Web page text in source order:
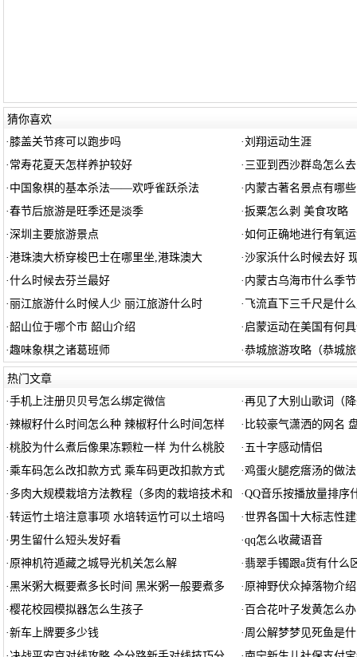
猜你喜欢
· 膝盖关节疼可以跑步吗 ·刘翔运动生涯
· 常寿花夏天怎样养护较好 · 三亚到西沙群岛怎么
· 中国象棋的基本杀法——欢呼雀跃杀法 · 内蒙古著名景点有哪
·春节后旅游是旺季还是淡季 ·扳粟怎么剥 美食攻略
·深圳主要旅游景点 ·如何正确地进行有氧
·港珠澳大桥穿梭巴士在哪里坐,港珠澳大 ·沙家浜什么时候去好
·什么时候去芬兰最好 · 内蒙古乌海市什么季
· 丽江旅游什么时候人少 丽江旅游什么时 · 飞流直下三千尺是什
·韶山位于哪个市 韶山介绍 · 启蒙运动在美国有何
·趣味象棋之诸葛班师 ·恭城旅游攻略（恭城
热门文章
·手机上注册贝贝号怎么绑定微信 ·再见了大别山歌词（
·辣椒籽什么时间怎么种 辣椒籽什么时间怎样 · 比较豪气潇洒的网名
·桃胶为什么煮后像果冻颗粒一样 为什么桃胶 · 五十字感动情侣
· 乘车码怎么改扣款方式 乘车码更改扣款方式 ·鸡蛋火腿疙瘩汤的做
· 多肉大规模栽培方法教程（多肉的栽培技术和 ·QQ音乐按播放量排序
·转运竹土培注意事项 水培转运竹可以土培吗 ·世界各国十大标志性
· 男生留什么短头发好看 ·qq怎么收藏语音
· 原神机符遁藏之城导光机关怎么解 · 翡翠手镯跟a货有什么
·黑米粥大概要煮多长时间 黑米粥一般要煮多 · 原神野伏众掉落物介
·樱花校园模拟器怎么生孩子 · 百合花叶子发黄怎么
·新车上牌要多少钱 · 周公解梦梦见死鱼是